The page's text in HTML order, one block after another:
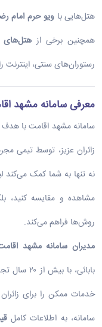
هتل‌هایی با ویو حرم امام
همچنین برخی ازهتل‌های
رستوران‌های سنتی، اینترنت
معرفی سامانه مشهد
سامانه مشهد اقامت با هدف
زائران عزیز، توسط تیمی
نه تنها به شما کمک می‌کند
مشاهده و مقایسه کنید،
روش‌ها فراهم می‌کند.
مدیران سامانه مشهد
بابائی،
خدمات ممکن را برای زائران
سامانه، به اطلاعات کامل